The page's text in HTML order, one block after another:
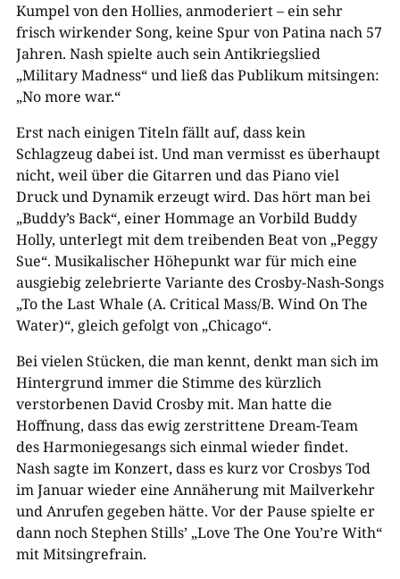
Kumpel von den Hollies, anmoderiert – ein sehr
frisch wirkender Song, keine Spur von Patina nach 57
Jahren. Nash spielte auch sein Antikriegslied
„Military Madness“ und ließ das Publikum mitsingen:
„No more war.“
Erst nach einigen Titeln fällt auf, dass kein
Schlagzeug dabei ist. Und man vermisst es überhaupt
nicht, weil über die Gitarren und das Piano viel
Druck und Dynamik erzeugt wird. Das hört man bei
„Buddy’s Back“, einer Hommage an Vorbild Buddy
Holly, unterlegt mit dem treibenden Beat von „Peggy
Sue“. Musikalischer Höhepunkt war für mich eine
ausgiebig zelebrierte Variante des Crosby-Nash-Songs
„To the Last Whale (A. Critical Mass/B. Wind On The
Water)“, gleich gefolgt von „Chicago“.
Bei vielen Stücken, die man kennt, denkt man sich im
Hintergrund immer die Stimme des kürzlich
verstorbenen David Crosby mit. Man hatte die
Hoffnung, dass das ewig zerstrittene Dream-Team
des Harmoniegesangs sich einmal wieder findet.
Nash sagte im Konzert, dass es kurz vor Crosbys Tod
im Januar wieder eine Annäherung mit Mailverkehr
und Anrufen gegeben hätte. Vor der Pause spielte er
dann noch Stephen Stills’ „Love The One You’re With“
mit Mitsingrefrain.